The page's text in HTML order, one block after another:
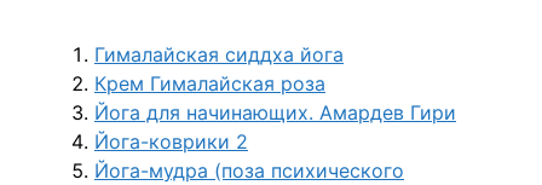
Гималайская сиддха йога
Крем Гималайская роза
Йога для начинающих. Амардев Гири
Йога-коврики 2
Йога-мудра (поза психического